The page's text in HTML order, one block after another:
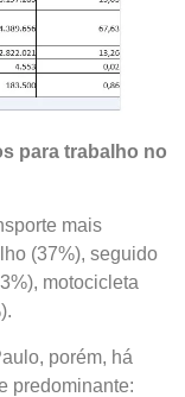
para trabalho no
mais
(37%), seguido
motocicleta
porém, há
predominante: